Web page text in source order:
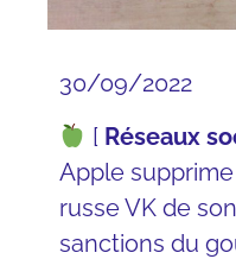
30/09/2022
[ Réseaux
Apple
russe VK de son
sanctions du